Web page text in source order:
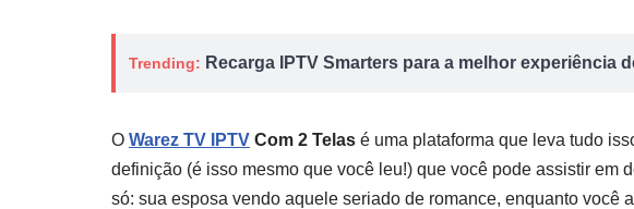
Trending: Recarga IPTV Smarters para a melhor experiência
O Warez TV IPTV Com 2 Telas é uma plataforma que leva tudo
definição (é isso mesmo que você leu!) que você pode assistir em
só: sua esposa vendo aquele seriado de romance, enquanto você